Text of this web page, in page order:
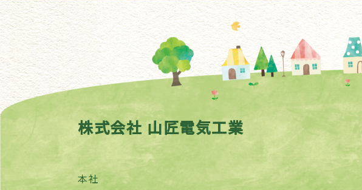
株式会社 山匠電気工業
本社